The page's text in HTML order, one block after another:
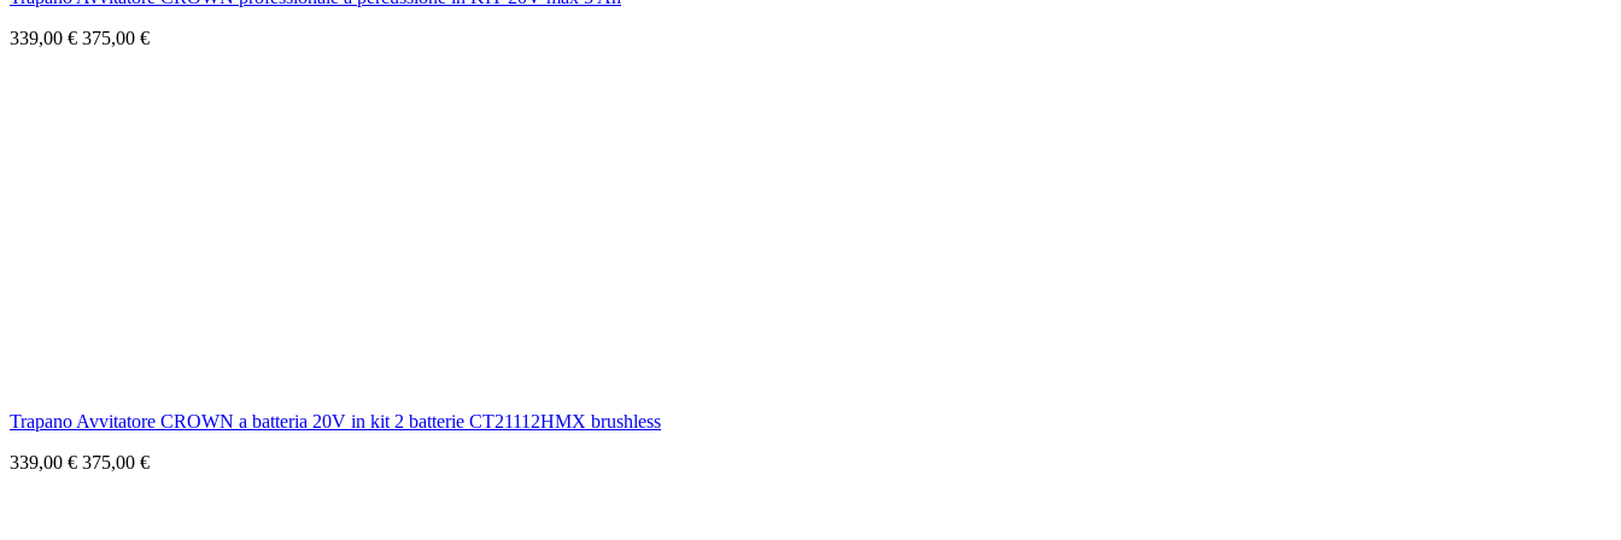
339,00 € 375,00 €
Trapano Avvitatore CROWN a batteria 20V in kit 2 batterie CT21112HMX brushless
339,00 € 375,00 €